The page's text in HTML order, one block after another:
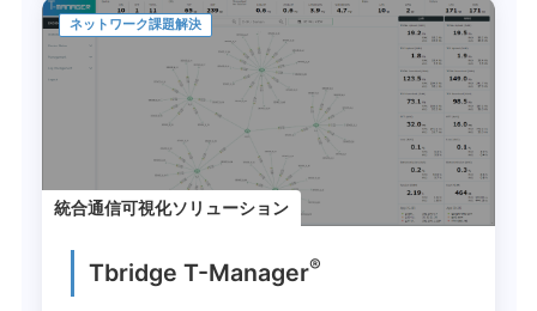
ネットワーク課題解決
統合通信可視化ソリューション
Tbridge T-Manager®